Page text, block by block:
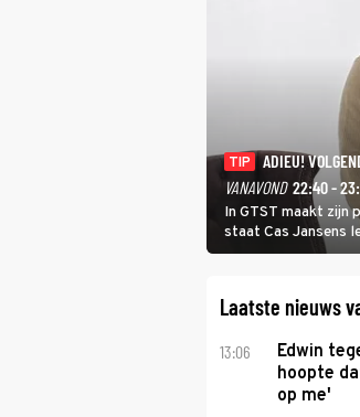
TIP
ADIEU!
VANAVOND 22:40 -
In GTST maakt zijn
staat Cas Jansens
Laatste nieuws
13:06
Edwin
hoopte
op me'